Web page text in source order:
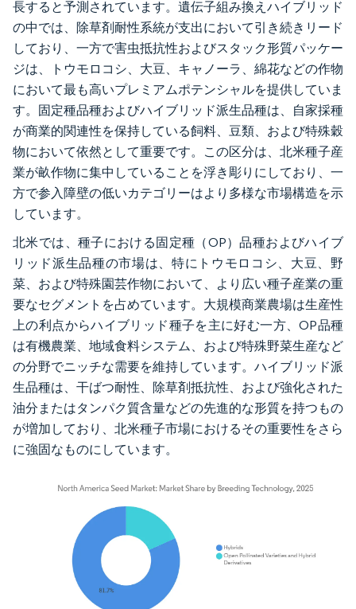
長すると予測されています。遺伝子組み換えハイブリッド
の中では、除草剤耐性系統が支出において引き続きリード
しており、一方で害虫抵抗性およびスタック形質パッケー
ジは、トウモロコシ、大豆、キャノーラ、綿花などの作物
において最も高いプレミアムポテンシャルを提供していま
す。固定種品種およびハイブリッド派生品種は、自家採種
が商業的関連性を保持している飼料、豆類、および特殊穀
物において依然として重要です。この区分は、北米種子産
業が畝作物に集中していることを浮き彫りにしており、一
方で参入障壁の低いカテゴリーはより多様な市場構造を示
しています。
北米では、種子における固定種（OP）品種およびハイブ
リッド派生品種の市場は、特にトウモロコシ、大豆、野
菜、および特殊園芸作物において、より広い種子産業の重
要なセグメントを占めています。大規模商業農場は生産性
上の利点からハイブリッド種子を主に好む一方、OP品種
は有機農業、地域食料システム、および特殊野菜生産など
の分野でニッチな需要を維持しています。ハイブリッド派
生品種は、干ばつ耐性、除草剤抵抗性、および強化された
油分またはタンパク質含量などの先進的な形質を持つもの
が増加しており、北米種子市場におけるその重要性をさら
に強固なものにしています。